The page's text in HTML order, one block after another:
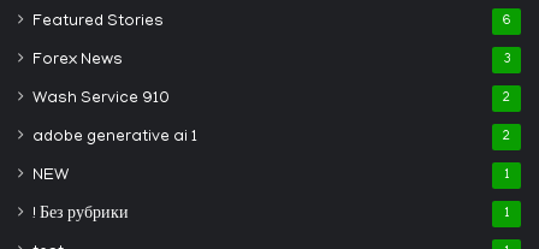
Featured Stories 6
Forex News 3
Wash Service 910 2
adobe generative ai 1 2
NEW 1
! Без рубрики 1